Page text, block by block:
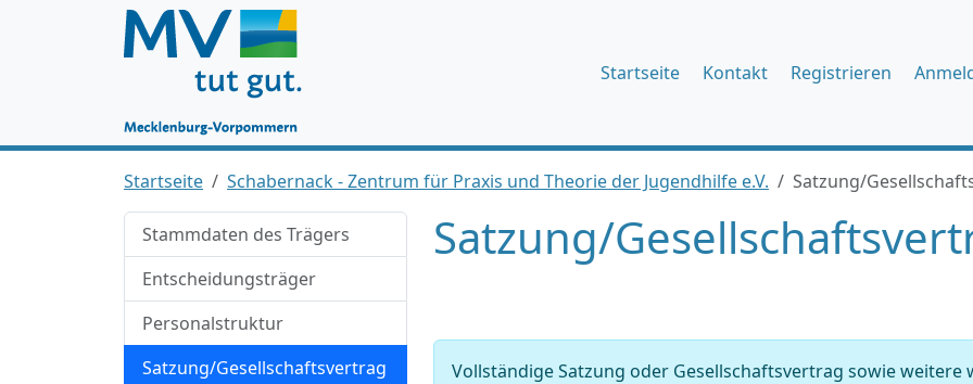
Startseite Kontakt Registrieren
Startseite Schabernack - Zentrum für Praxis und Theorie der Jugendhilfe e.V. Satzung/
Stammdaten des Trägers
Entscheidungsträger
Personalstruktur
Satzung/Gesellschaftsvertrag
Satzung/
Vollständige Satzung oder Gesellschaftsvertrag sowie